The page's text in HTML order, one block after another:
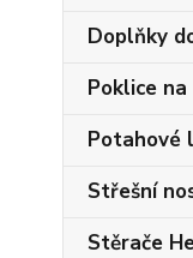
Doplňky
Poklice
Potahové
Střešní
Stěrače